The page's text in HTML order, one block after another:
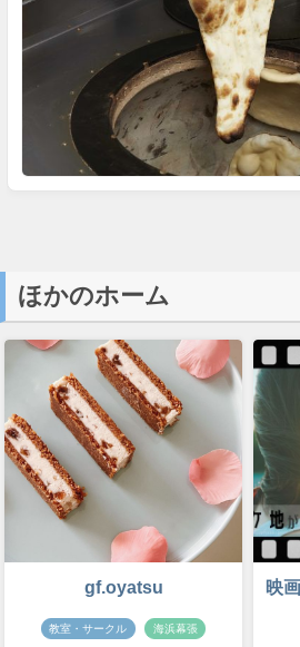
ほかのホーム
gf.oyatsu
教室・サークル 海浜幕張
映